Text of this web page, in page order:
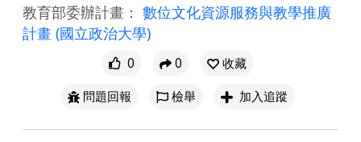
教育部委辦計畫： 數位文化資源服務與教學推廣
計畫 (國立政治大學)
0 0
收藏
問題回報
檢舉 加入追蹤